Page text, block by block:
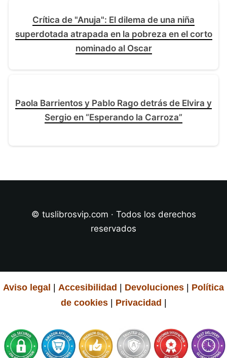
Crítica de "Anuja": El dilema de una niña
superdotada atrapada en la pobreza en el corto
nominado al Oscar
Paola Barrientos y Pablo Rago detrás de Elvira y
Sergio en “Esperando la Carroza”
© tuslibrosvip.com · Todos los derechos
reservados
Aviso legal Accesibilidad Devoluciones
Política
de cookies| Privacidad